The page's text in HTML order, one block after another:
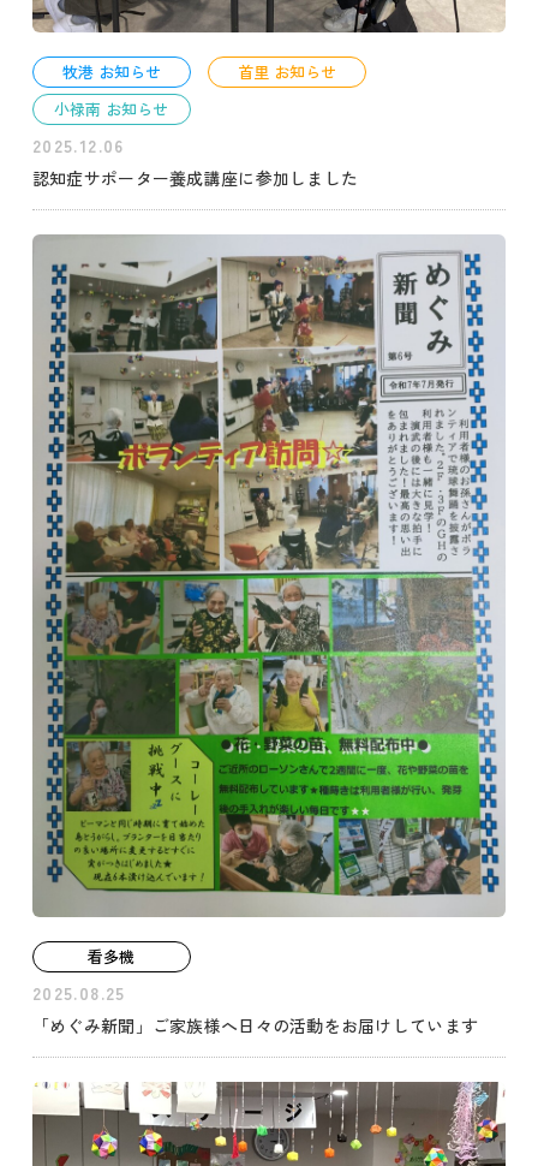
牧港 お知らせ
首里 お知らせ
小禄南 お知らせ
2025.12.06
認知症サポーター養成講座に参加しました
看多機
2025.08.25
「めぐみ新聞」ご家族様へ日々の活動をお届けしています